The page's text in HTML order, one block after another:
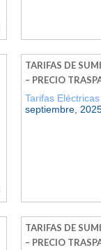
TARIFAS DE
– PRECIO
Tarifas Eléctricas
septiembre,
TARIFAS DE
– PRECIO